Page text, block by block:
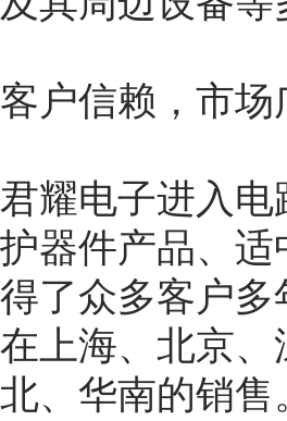
客户信赖，市场
君耀电子进入
护器件产品、
得了众多客户
在上海、北京
北、华南的销